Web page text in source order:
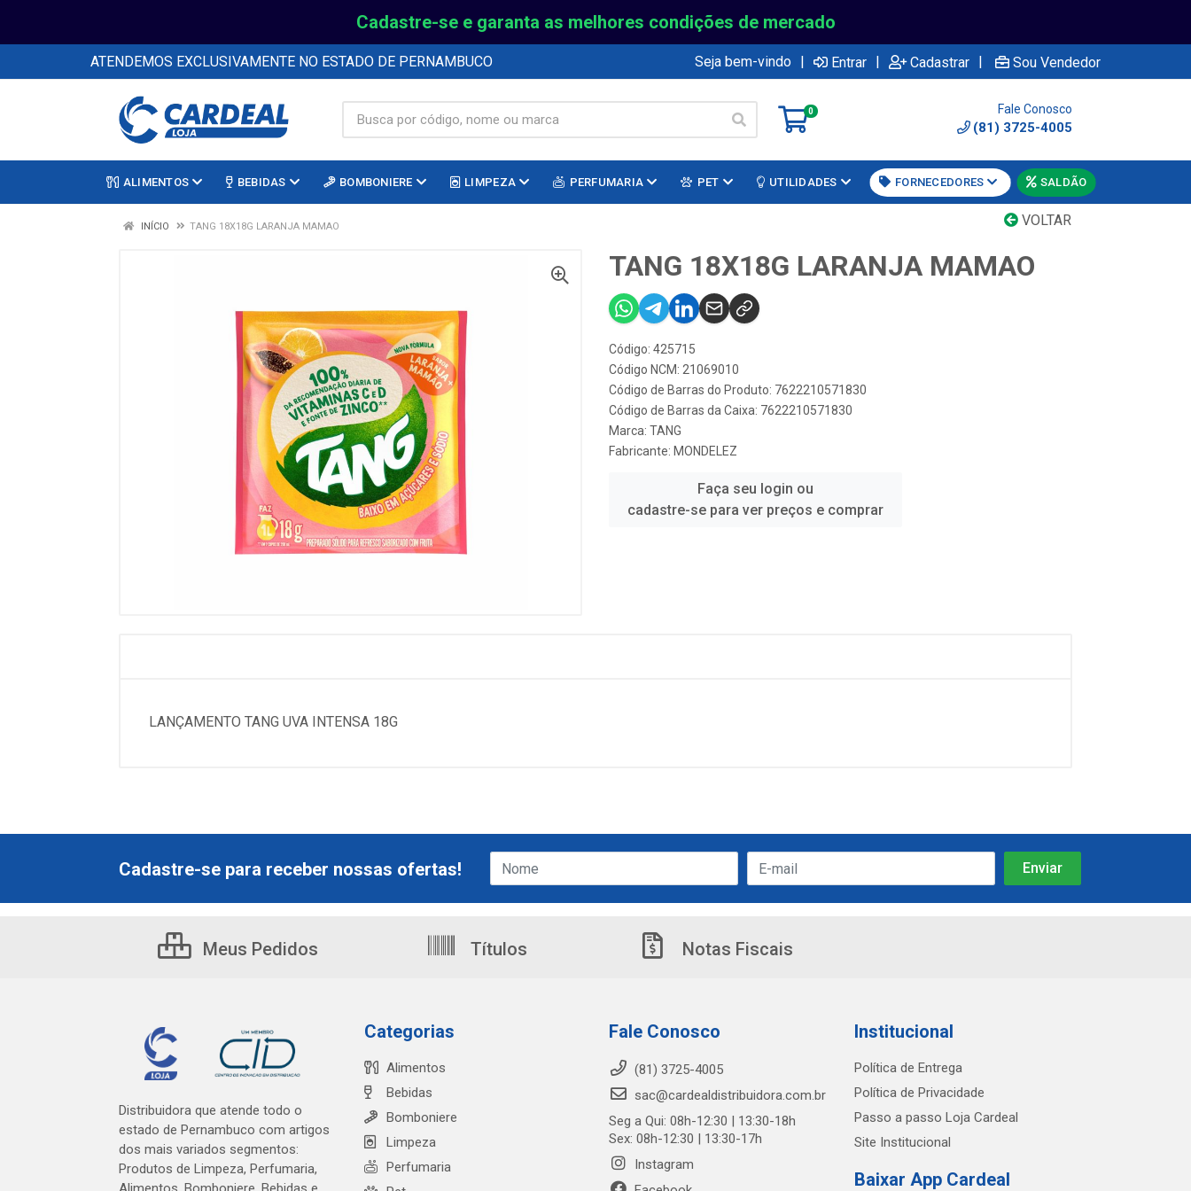
Cadastre-se e garanta as melhores condições de mercado
ATENDEMOS EXCLUSIVAMENTE NO ESTADO DE PERNAMBUCO Seja bem-vindo | Entrar | Cadastrar | Sou Vendedor
0 Fale Conosco
(81) 3725-4005
ALIMENTOS BEBIDAS BOMBONIERE LIMPEZA PERFUMARIA PET UTILIDADES FORNECEDORES SALDÃO
VOLTAR
INÍCIO TANG 18X18G LARANJA MAMAO
TANG 18X18G LARANJA MAMAO
Código: 425715
Código NCM: 21069010
Código de Barras do Produto: 7622210571830
Código de Barras da Caixa: 7622210571830
Marca: TANG
Fabricante: MONDELEZ
Faça seu login ou
cadastre-se para ver preços e comprar
LANÇAMENTO TANG UVA INTENSA 18G
Cadastre-se para receber nossas ofertas!
Meus Pedidos Títulos Notas Fiscais
Distribuidora que atende todo o
estado de Pernambuco com artigos
dos mais variados segmentos:
Produtos de Limpeza, Perfumaria,
Categorias
Alimentos
Bebidas
Bomboniere
Limpeza
Perfumaria
Fale Conosco
(81) 3725-4005
sac@cardealdistribuidora.com.br
Seg a Qui: 08h-12:30 | 13:30-18h
Sex: 08h-12:30 | 13:30-17h
Instagram
Institucional
Política de Entrega
Política de Privacidade
Passo a passo Loja Cardeal
Site Institucional
Baixar App Cardeal